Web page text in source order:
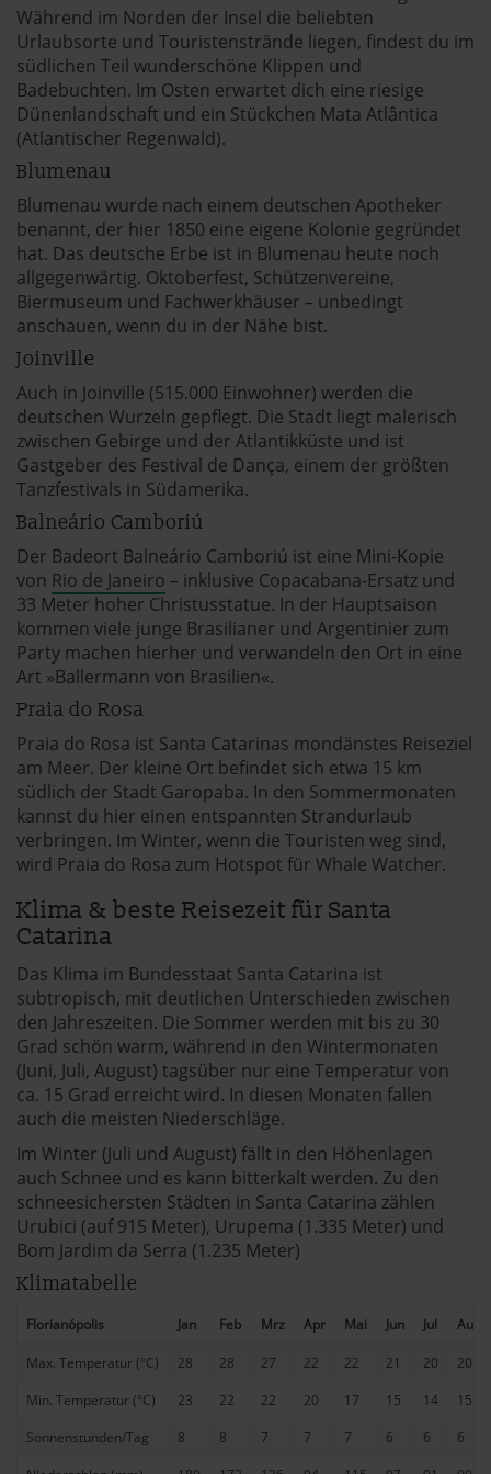
Während im Norden der Insel die beliebten
Urlaubsorte und Touristenstrände liegen, findest du im
südlichen Teil wunderschöne Klippen und
Badebuchten. Im Osten erwartet dich eine riesige
Dünenlandschaft und ein Stückchen Mata Atlântica
(Atlantischer Regenwald).
Blumenau
Blumenau wurde nach einem deutschen Apotheker
benannt, der hier 1850 eine eigene Kolonie gegründet
hat. Das deutsche Erbe ist in Blumenau heute noch
allgegenwärtig. Oktoberfest, Schützenvereine,
Biermuseum und Fachwerkhäuser – unbedingt
anschauen, wenn du in der Nähe bist.
Joinville
Auch in Joinville (515.000 Einwohner) werden die
deutschen Wurzeln gepflegt. Die Stadt liegt malerisch
zwischen Gebirge und der Atlantikküste und ist
Gastgeber des Festival de Dança, einem der größten
Tanzfestivals in Südamerika.
Balneário Camboriú
Der Badeort Balneário Camboriú ist eine Mini-Kopie
von Rio de Janeiro – inklusive Copacabana-Ersatz und
33 Meter hoher Christusstatue. In der Hauptsaison
kommen viele junge Brasilianer und Argentinier zum
Party machen hierher und verwandeln den Ort in eine
Art »Ballermann von Brasilien«.
Praia do Rosa
Praia do Rosa ist Santa Catarinas mondänstes Reiseziel
am Meer. Der kleine Ort befindet sich etwa 15 km
südlich der Stadt Garopaba. In den Sommermonaten
kannst du hier einen entspannten Strandurlaub
verbringen. Im Winter, wenn die Touristen weg sind,
wird Praia do Rosa zum Hotspot für Whale Watcher.
Klima & beste Reisezeit für Santa
Catarina
Das Klima im Bundesstaat Santa Catarina ist
subtropisch, mit deutlichen Unterschieden zwischen
den Jahreszeiten. Die Sommer werden mit bis zu 30
Grad schön warm, während in den Wintermonaten
(Juni, Juli, August) tagsüber nur eine Temperatur von
ca. 15 Grad erreicht wird. In diesen Monaten fallen
auch die meisten Niederschläge.
Im Winter (Juli und August) fällt in den Höhenlagen
auch Schnee und es kann bitterkalt werden. Zu den
schneesichersten Städten in Santa Catarina zählen
Urubici (auf 915 Meter), Urupema (1.335 Meter) und
Bom Jardim da Serra (1.235 Meter)
Klimatabelle
Florianópolis Jan Feb Mrz Apr Mai Jun Jul Aug
Max. Temperatur (°C) 28 28 27 22 22 21 20
20
Min. Temperatur (°C)
23 22 22 20 17 15 14
15
Sonnenstunden/Tag
8 8 7 7 7 6 6
6